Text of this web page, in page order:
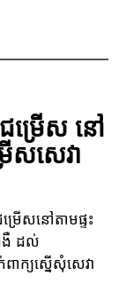
ម្រើស នៅ
សសេវា
រើសនៅតាមផ្ទះ
ងឺ ដល់
ាក្យស្នើសុំសេវា